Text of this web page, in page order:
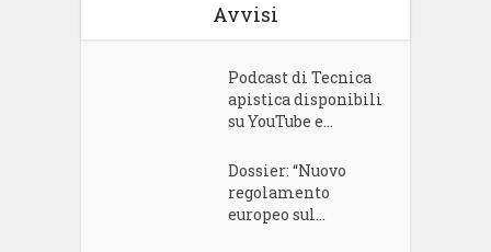
Avvisi
Podcast di Tecnica
apistica disponibili
su YouTube e...
Dossier: “Nuovo
regolamento
europeo sul...